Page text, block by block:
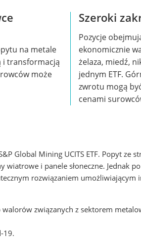
na metale
i transformacją
może
Szeroki
Pozycje
ekonomicznie
żelaza, miedź,
jednym ETF.
zwrotu mogą
cenami
Global Mining UCITS ETF. Popyt ze
i panele słoneczne. Jednak
rozwiązaniem
związanych z sektorem
19.